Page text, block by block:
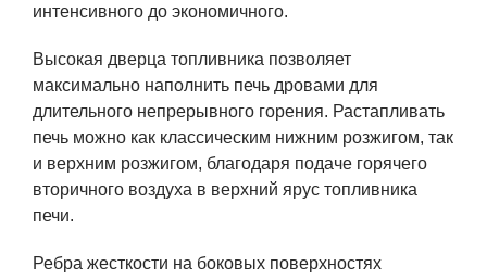
интенсивного до экономичного.
Высокая дверца топливника позволяет
максимально наполнить печь дровами для
длительного непрерывного горения. Растапливать
печь можно как классическим нижним розжигом, так
и верхним розжигом, благодаря подаче горячего
вторичного воздуха в верхний ярус топливника
печи.
Ребра жесткости на боковых поверхностях